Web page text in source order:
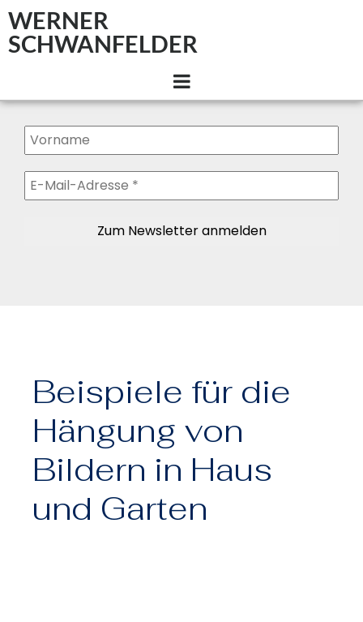
WERNER
SCHWANFELDER
Beispiele für die
Hängung von
Bildern in Haus
und Garten